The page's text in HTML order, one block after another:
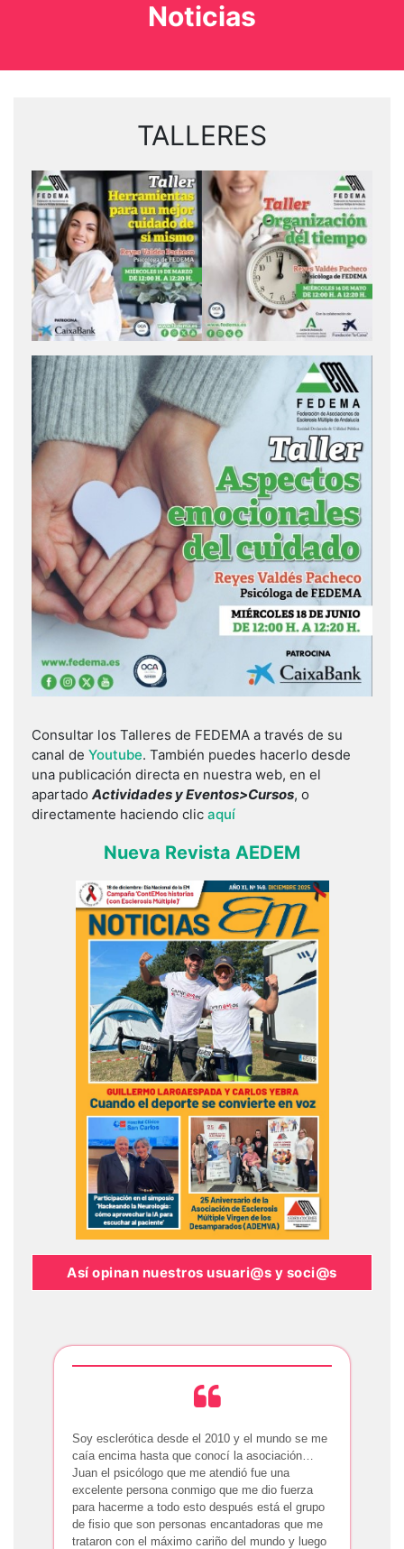
Noticias
TALLERES
Consultar los Talleres de FEDEMA a través de su
canal de Youtube. También puedes hacerlo desde
una publicación directa en nuestra web, en el
apartado Actividades y Eventos>Cursos, o
directamente haciendo clic aquí
Nueva Revista AEDEM
Así opinan nuestros usuari@s y soci@s
Soy esclerótica desde el 2010 y el mundo se me
caía encima hasta que conocí la asociación…
Juan el psicólogo que me atendió fue una
excelente persona conmigo que me dio fuerza
para hacerme a todo esto después está el grupo
de fisio que son personas encantadoras que me
trataron con el máximo cariño del mundo y luego